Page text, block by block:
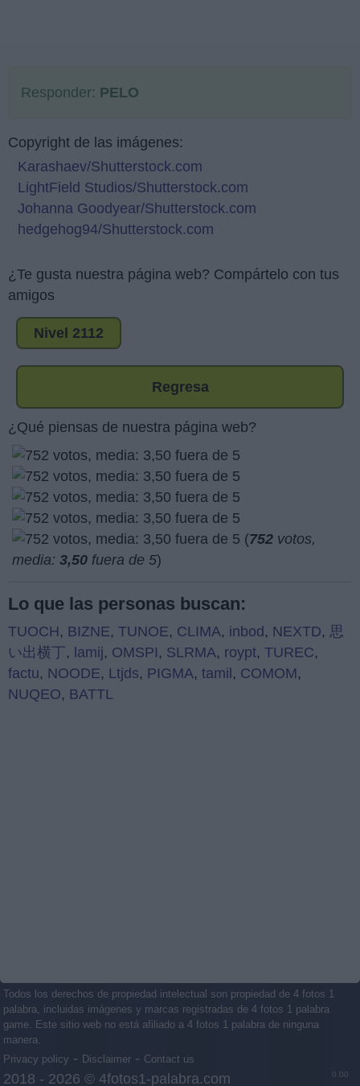
Responder: PELO
Copyright de las imágenes:
Karashaev/Shutterstock.com
LightField Studios/Shutterstock.com
Johanna Goodyear/Shutterstock.com
hedgehog94/Shutterstock.com
¿Te gusta nuestra página web? Compártelo con tus
amigos
Nivel 2112
Regresa
¿Qué piensas de nuestra página web?
(752 votos,
media: 3,50 fuera de 5)
Lo que las personas buscan:
TUOCH, BIZNE, TUNOE, CLIMA, inbod , NEXTD, 思
い出横丁, lamij, OMSPI , SLRMA, roypt, TUREC,
factu, NOODE, Ltjds, PIGMA, tamil , COMOM,
NUQEO, BATTL
Todos los derechos de propiedad intelectual son propiedad de 4 fotos 1
palabra, incluidas imágenes y marcas registradas de 4 fotos 1 palabra
game. Este sitio web no está afiliado a 4 fotos 1 palabra de ninguna
manera.
Privacy policy - Disclaimer - Contact us
2018 - 2026 © 4fotos1-palabra.com 0.00